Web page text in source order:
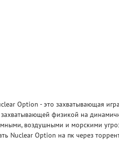
Option - это захватывающая
захватывающей физикой на
воздушными и морскими
Nuclear Option на пк через